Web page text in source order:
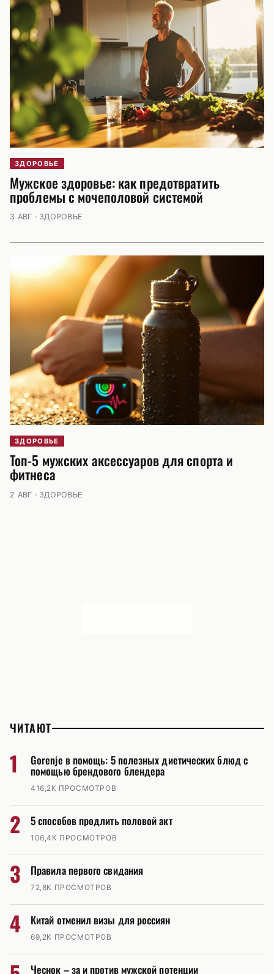
ЗДОРОВЬЕ
Мужское здоровье: как предотвратить
проблемы с мочеполовой системой
3 АВГ · ЗДОРОВЬЕ
ЗДОРОВЬЕ
Топ-5 мужских аксессуаров для спорта и
фитнеса
2 АВГ · ЗДОРОВЬЕ
ЧИТАЮТ
1 Gorenje в помощь: 5 полезных диетических блюд с
помощью брендового блендера
416,2К ПРОСМОТРОВ
2 5 способов продлить половой акт
106,4К ПРОСМОТРОВ
3 Правила первого свидания
72,8К ПРОСМОТРОВ
4 Китай отменил визы для россиян
69,2К ПРОСМОТРОВ
Чеснок – за и против мужской потенции